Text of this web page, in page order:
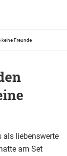
keine Freunde
als liebenswerte
am Set